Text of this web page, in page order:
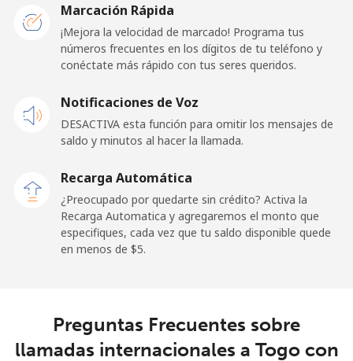
Togo
Línea fija ⁦42.5¢⁩ 11 min por ⁦$5⁩ -
Tokelau
country
⁦217.5¢⁩
Tonga
Trinidad And Tobago
Marcación Rápida
¡Mejora la velocidad de marcado! Programa tus
números frecuentes en los dígitos de tu teléfono y
conéctate más rápido con tus seres queridos.
Notificaciones de Voz
DESACTIVA esta función para omitir los mensajes de
saldo y minutos al hacer la llamada.
Recarga Automática
¿Preocupado por quedarte sin crédito? Activa la
Recarga Automatica y agregaremos el monto que
especifiques, cada vez que tu saldo disponible quede
en menos de ⁦$5⁩.
Preguntas Frecuentes sobre
llamadas internacionales a Togo con